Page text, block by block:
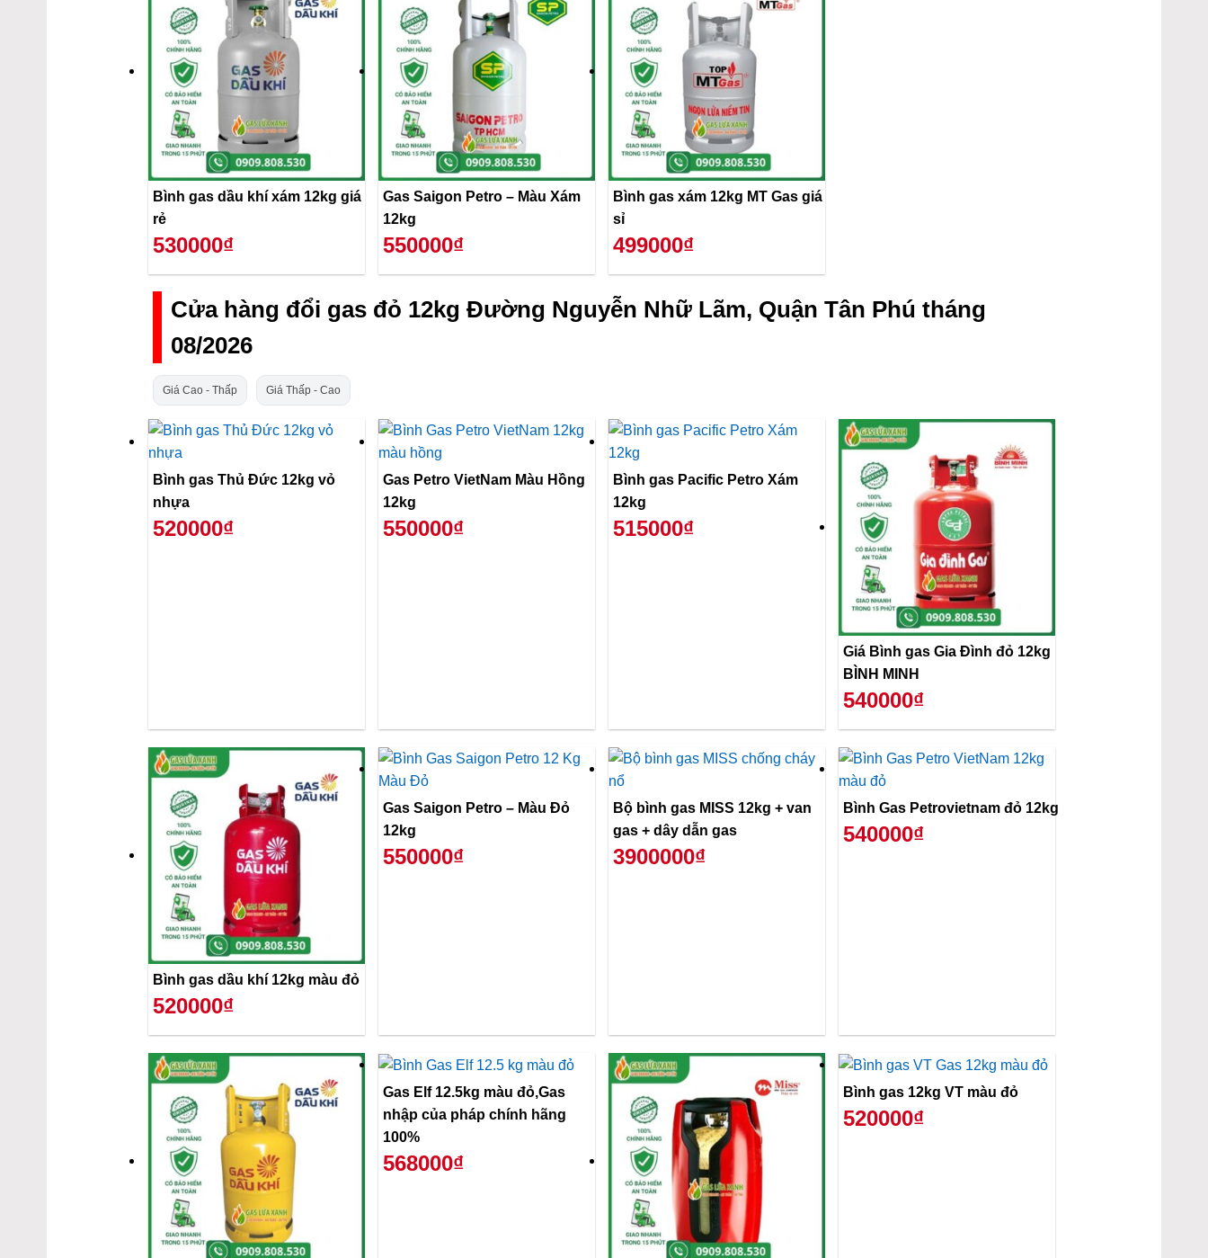
Bình gas dầu khí xám 12kg giá
rẻ
530000₫
Gas Saigon Petro – Màu Xám
12kg
550000₫
Bình gas xám 12kg MT Gas giá
sỉ
499000₫
Cửa hàng đổi gas đỏ 12kg Đường Nguyễn Nhữ Lãm, Quận Tân Phú tháng
08/2026
Giá Cao - Thấp Giá Thấp - Cao
Bình gas Thủ Đức 12kg vỏ
nhựa
520000₫
Gas Petro VietNam Màu Hồng
12kg
550000₫
Bình gas Pacific Petro Xám
12kg
515000₫
Giá Bình gas Gia Đình đỏ 12kg
BÌNH MINH
540000₫
Bình gas dầu khí 12kg màu đỏ
520000₫
Gas Saigon Petro – Màu Đỏ
12kg
550000₫
Bộ bình gas MISS 12kg + van
gas + dây dẫn gas
3900000₫
Bình Gas Petrovietnam đỏ 12kg
540000₫
Gas Elf 12.5kg màu đỏ,Gas
nhập của pháp chính hãng
100%
568000₫
Bình gas 12kg VT màu đỏ
520000₫